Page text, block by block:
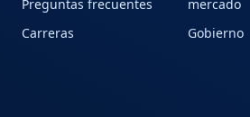
Preguntas frecuentes
Carreras
mercado
Gobierno